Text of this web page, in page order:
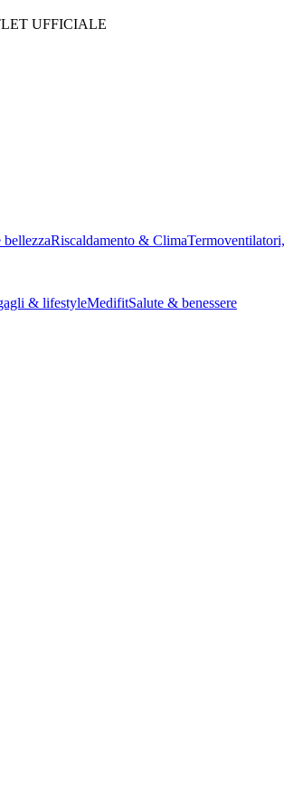
UFFICIALE
bellezzaRiscaldamento & Clima
& lifestyleMedifitSalute & benessere